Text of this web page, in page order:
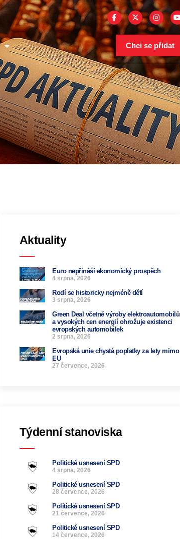
Chci se přidat
Aktuality
Euro nepřináší ekonomický prospěch
4 srpna, 2026
Rodí se historicky nejméně dětí
3 srpna, 2026
Green Deal včetně výroby elektroautomobilů
a vysokých cen energií ohrožuje existenci
evropských automobilek
2 srpna, 2026
Evropská unie chystá poplatky za lety mimo
EU
27 července, 2026
Týdenní stanoviska
Politické usnesení SPD
4 srpna, 2026
Politické usnesení SPD
28 července, 2026
Politické usnesení SPD
21 července, 2026
Politické usnesení SPD
14 července, 2026